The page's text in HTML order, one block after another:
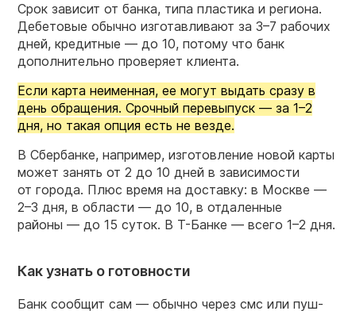
Срок зависит от банка, типа пластика и региона.
Дебетовые обычно изготавливают за 3–7 рабочих
дней, кредитные — до 10, потому что банк
дополнительно проверяет клиента.
Если карта неименная, ее могут выдать сразу в
день обращения. Срочный перевыпуск — за 1–2
дня, но такая опция есть не везде.
В Сбербанке, например, изготовление новой карты
может занять от 2 до 10 дней в зависимости
от города. Плюс время на доставку: в Москве —
2–3 дня, в области — до 10, в отдаленные
районы — до 15 суток. В Т-Банке — всего 1–2 дня.
Как узнать о готовности
Банк сообщит сам — обычно через смс или пуш-